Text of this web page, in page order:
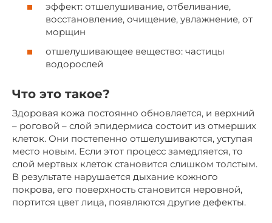
эффект: отшелушивание, отбеливание,
восстановление, очищение, увлажнение, от
морщин
отшелушивающее вещество: частицы
водорослей
Что это такое?
Здоровая кожа постоянно обновляется, и верхний
– роговой – слой эпидермиса состоит из отмерших
клеток. Они постепенно отшелушиваются, уступая
место новым. Если этот процесс замедляется, то
слой мертвых клеток становится слишком толстым.
В результате нарушается дыхание кожного
покрова, его поверхность становится неровной,
портится цвет лица, появляются другие дефекты.